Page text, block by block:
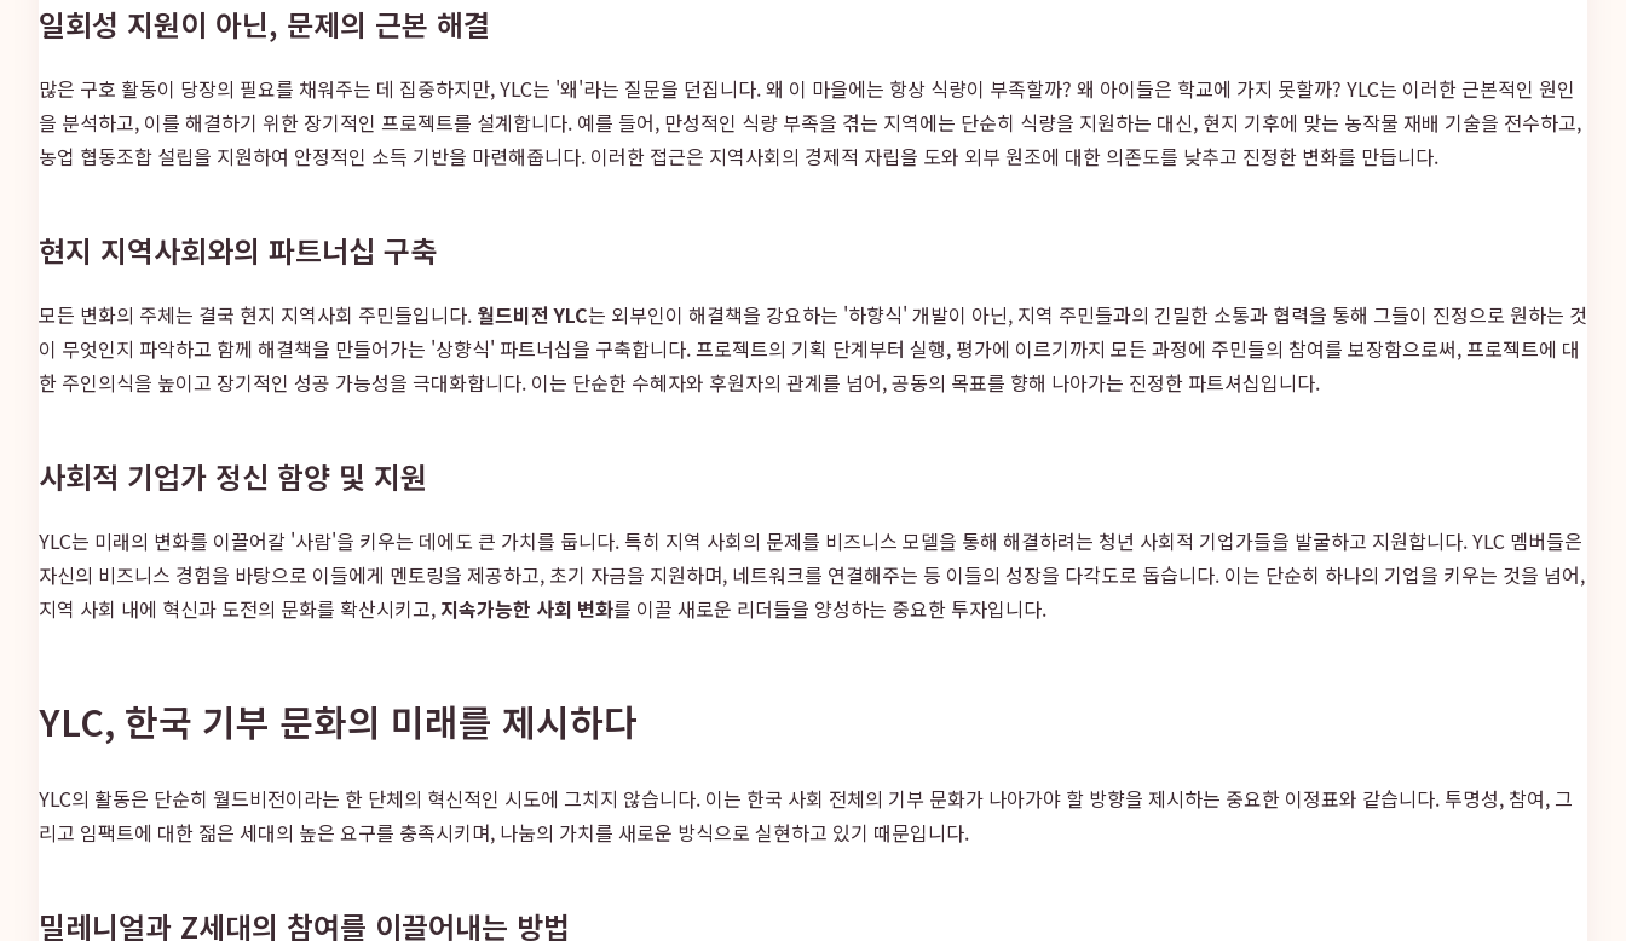
일회성 지원이 아닌, 문제의 근본 해결
많은 구호 활동이 당장의 필요를 채워주는 데 집중하지만, YLC는 '왜'라는 질문을 던집니다. 왜 이 마을에는 항상 식량이 부족할까? 왜 아이들은 학교에 가지 못할까? YLC는 이러한 근본적인 원인
을 분석하고, 이를 해결하기 위한 장기적인 프로젝트를 설계합니다. 예를 들어, 만성적인 식량 부족을 겪는 지역에는 단순히 식량을 지원하는 대신, 현지 기후에 맞는 농작물 재배 기술을 전수하고,
농업 협동조합 설립을 지원하여 안정적인 소득 기반을 마련해줍니다. 이러한 접근은 지역사회의 경제적 자립을 도와 외부 원조에 대한 의존도를 낮추고 진정한 변화를 만듭니다.
현지 지역사회와의 파트너십 구축
모든 변화의 주체는 결국 현지 지역사회 주민들입니다. 월드비전 YLC는 외부인이 해결책을 강요하는 '하향식' 개발이 아닌, 지역 주민들과의 긴밀한 소통과 협력을 통해 그들이 진정으로 원하는 것
이 무엇인지 파악하고 함께 해결책을 만들어가는 '상향식' 파트너십을 구축합니다. 프로젝트의 기획 단계부터 실행, 평가에 이르기까지 모든 과정에 주민들의 참여를 보장함으로써, 프로젝트에 대
한 주인의식을 높이고 장기적인 성공 가능성을 극대화합니다. 이는 단순한 수혜자와 후원자의 관계를 넘어, 공동의 목표를 향해 나아가는 진정한 파트셔십입니다.
사회적 기업가 정신 함양 및 지원
YLC는 미래의 변화를 이끌어갈 '사람'을 키우는 데에도 큰 가치를 둡니다. 특히 지역 사회의 문제를 비즈니스 모델을 통해 해결하려는 청년 사회적 기업가들을 발굴하고 지원합니다. YLC 멤버들은
자신의 비즈니스 경험을 바탕으로 이들에게 멘토링을 제공하고, 초기 자금을 지원하며, 네트워크를 연결해주는 등 이들의 성장을 다각도로 돕습니다. 이는 단순히 하나의 기업을 키우는 것을 넘어,
지역 사회 내에 혁신과 도전의 문화를 확산시키고, 지속가능한 사회 변화를 이끌 새로운 리더들을 양성하는 중요한 투자입니다.
YLC, 한국 기부 문화의 미래를 제시하다
YLC의 활동은 단순히 월드비전이라는 한 단체의 혁신적인 시도에 그치지 않습니다. 이는 한국 사회 전체의 기부 문화가 나아가야 할 방향을 제시하는 중요한 이정표와 같습니다. 투명성, 참여, 그
리고 임팩트에 대한 젊은 세대의 높은 요구를 충족시키며, 나눔의 가치를 새로운 방식으로 실현하고 있기 때문입니다.
밀레니얼과 Z세대의 참여를 이끌어내는 방법